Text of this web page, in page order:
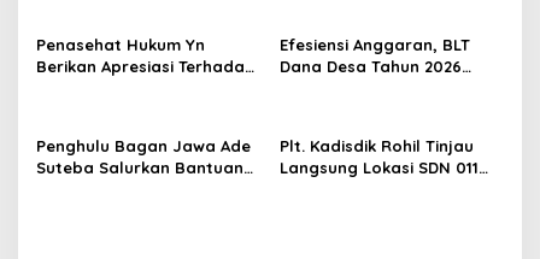
Penasehat Hukum Yn
Berikan Apresiasi Terhadap
Efesiensi Anggaran, BLT
Dana Desa Tahun 2026
Penghulu Bagan Jawa Ade
Suteba Salurkan Bantuan
Plt. Kadisdik Rohil Tinjau
Langsung Lokasi SDN 011